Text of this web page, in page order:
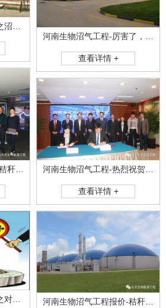
查看详情 +
山东生物沼气工程安装-秸秆全能量转化发电项目高端研讨会隆重举行！
查看详情 +
河南生物沼气工程报价-秸秆不让烧咋办？